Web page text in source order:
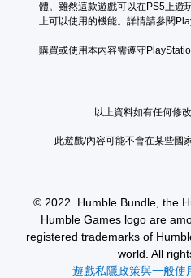
體。雖然這款遊戲可以在PS5上遊
上可以使用的機能。詳情請參閱
購買或使用本內容需遵守
以上資料如有任何修
此遊戲/內容可能不會在某些國
© 2022. Humble Bundle, the
Humble Games logo are
registered trademarks of
world. All
遊戲私隱政策與一般使